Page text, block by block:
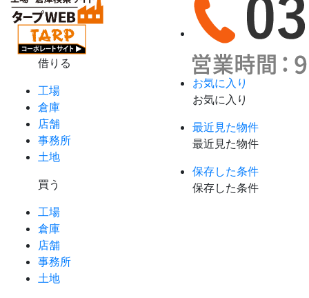
借りる
工場
倉庫
店舗
事務所
土地
買う
工場
倉庫
店舗
事務所
土地
お気に入り
お気に入り
最近見た物件
最近見た物件
保存した条件
保存した条件